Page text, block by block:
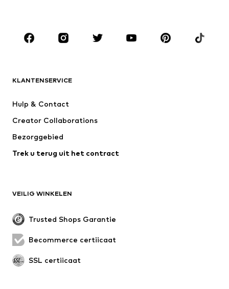
Accessoires
Premium
Nieuw
Ondergoed
Mantels
Rokken
Evenementen
SCHOENEN
KLANTENSERVICE
Hulp & Contact
Creator Collaborations
Bezorggebied
Trek u terug uit het contract
VEILIG WINKELEN
Trusted Shops Garantie
Becommerce certificaat
SSL certificaat